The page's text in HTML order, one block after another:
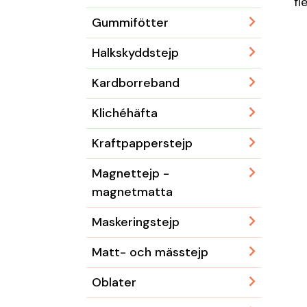
Gummifötter
Halkskyddstejp
Kardborreband
Klichéhäfta
Kraftpapperstejp
Magnettejp -
magnetmatta
Maskeringstejp
Matt- och mässtejp
Oblater